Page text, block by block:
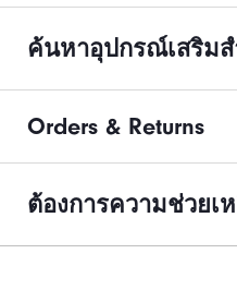
ค้นหาอุปกรณ์เสริม
Orders & Returns
ต้องการความช่วยเ